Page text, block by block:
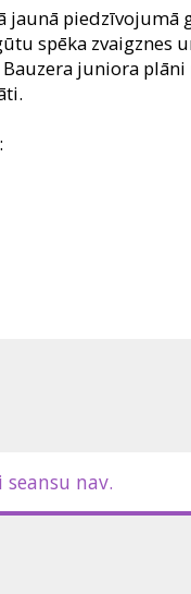
jaunā piedzīvojumā
spēka zvaigznes
juniora
nav.